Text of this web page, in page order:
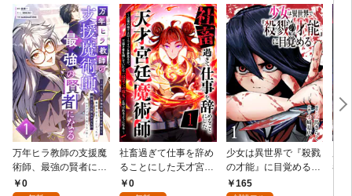
万年ヒラ教師の支援魔
術師、最強の賢者にな
る～不人気の支援魔術
0
社畜過ぎて仕事を辞め
ることにした天才宮廷
魔術師～辺境の地でス
0
少女は異世界で『殺戮
の才能』に目覚める
(話売り) #1
165
者